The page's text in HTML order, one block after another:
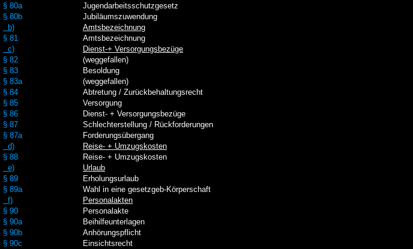
§ 80a
§ 80b
b)
§ 81
c)
§ 82
§ 83
§ 83a
§ 84
§ 85
§ 86
§ 87
§ 87a
d)
§ 88
e)
§ 89
§ 89a
f)
§ 90
§ 90a
§ 90b
§ 90c
Jugendarbeitsschutzgesetz
Jubiläumszuwendung
Amtsbezeichnung
Amtsbezeichnung
Dienst-+ Versorgungsbezüge
(weggefallen)
Besoldung
(weggefallen)
Abtretung / Zurückbehaltungsrecht
Versorgung
Dienst- + Versorgungsbezüge
Schlechterstellung / Rückforderungen
Forderungsübergang
Reise- + Umzugskosten
Reise- + Umzugskosten
Urlaub
Erholungsurlaub
Wahl in eine gesetzgeb-Körperschaft
Personalakten
Personalakte
Beihilfeunterlagen
Anhörungspflicht
Einsichtsrecht